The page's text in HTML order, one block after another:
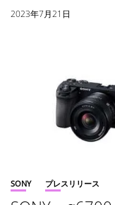
2023年7月21日
SONY プレスリリース